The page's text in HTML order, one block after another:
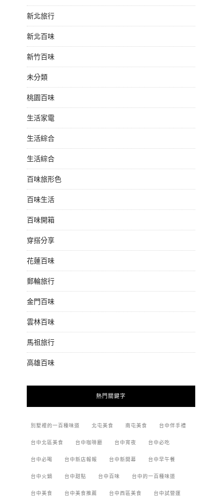
新北旅行
新北百味
新竹百味
未分類
桃園百味
生活家電
生活綜合
生活綜合
百味旅形色
百味生活
百味開箱
穿搭分享
花蓮百味
郵輪旅行
金門百味
雲林百味
馬祖旅行
高雄百味
熱門關鍵字
別墅裡的一百種味道 北屯美食 南屯美食 台中伴手禮
台中北區美食 台中咖啡廳 台中宵夜 台中必吃
台中必喝 台中新店報報 台中新開幕 台中早午餐
台中火鍋 台中甜點 台中百味 台中的一百種味道
台中美食 台中美食推薦 台中西區美食 台中試營運